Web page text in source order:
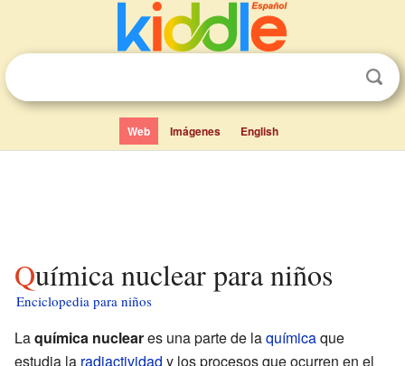
Web Imágenes English
Química nuclear para niños
Enciclopedia para niños
Laquímica nucleares una parte de laquímicaque
estudia la radiactividad y los procesos que ocurren en el